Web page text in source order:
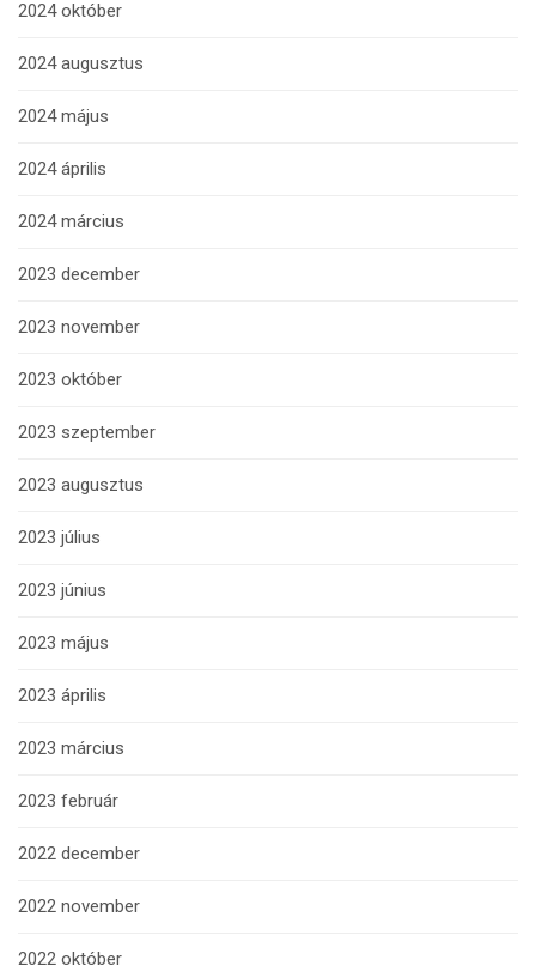
2024 október
2024 augusztus
2024 május
2024 április
2024 március
2023 december
2023 november
2023 október
2023 szeptember
2023 augusztus
2023 július
2023 június
2023 május
2023 április
2023 március
2023 február
2022 december
2022 november
2022 október